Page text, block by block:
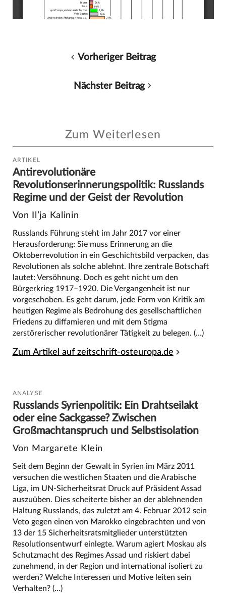
Vorheriger Beitrag
Nächster Beitrag
Zum Weiterlesen
ARTIKEL
Antirevolutionäre
Revolutionserinnerungspolitik: Russlands
Regime und der Geist der Revolution
Von Il’ja Kalinin
Russlands Führung steht im Jahr 2017 vor einer
Herausforderung: Sie muss Erinnerung an die
Oktoberrevolution in ein Geschichtsbild verpacken, das
Revolutionen als solche ablehnt. Ihre zentrale Botschaft
lautet: Versöhnung. Doch es geht nicht um den
Bürgerkrieg 1917–1920. Die Vergangenheit ist nur
vorgeschoben. Es geht darum, jede Form von Kritik am
heutigen Regime als Bedrohung des gesellschaftlichen
Friedens zu diffamieren und mit dem Stigma
zerstörerischer revolutionärer Tätigkeit zu belegen. (…)
Zum Artikel auf zeitschrift-osteuropa.de
ANALYSE
Russlands Syrienpolitik: Ein Drahtseilakt
oder eine Sackgasse? Zwischen
Großmachtanspruch und Selbstisolation
Von Margarete Klein
Seit dem Beginn der Gewalt in Syrien im März 2011
versuchen die westlichen Staaten und die Arabische
Liga, im UN-Sicherheitsrat Druck auf Präsident Assad
auszuüben. Dies scheiterte bisher an der ablehnenden
Haltung Russlands, das zuletzt am 4. Februar 2012 sein
Veto gegen einen von Marokko eingebrachten und von
13 der 15 Sicherheitsratsmitglieder unterstützten
Resolutionsentwurf einlegte. Warum agiert Moskau als
Schutzmacht des Regimes Assad und riskiert dabei
zunehmend, in der Region und international isoliert zu
werden? Welche Interessen und Motive leiten sein
Verhalten? (…)